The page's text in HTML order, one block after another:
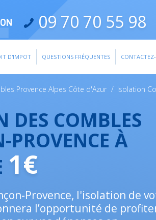
09 70 70 55 98
D'IMPOT QUESTIONS FRÉQUENTES
Provence Alpes Côte d'Azur / Isolation
DES COMBLES
PROVENCE À
1€
Provence, l'isolation de
l’opportunité de